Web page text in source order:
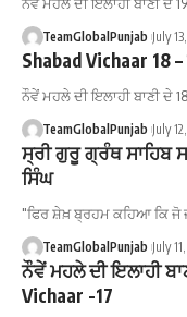
TeamGlobalPunjab July
Shabad Vichaar 18
ਨੌਵੇਂ ਮਹਲੇ ਦੀ ਇਲਾਹੀ ਬਾਣੀ ਦੇ
TeamGlobalPunjab July
ਸ੍ਰੀ ਗੁਰੂ ਗ੍ਰੰਥ ਸਾਹਿਬ
ਸਿੰਘ
"ਫਿਰ ਸ਼ੇਖ਼ ਬ੍ਰਹਮ ਕਹਿਆ ਕਿ ਜੋ
TeamGlobalPunjab July
ਨੌਵੇਂ ਮਹਲੇ ਦੀ ਇਲਾਹੀ
Vichaar -17